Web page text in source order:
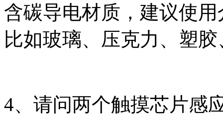
含碳导电材质，建议使
比如玻璃、压克力、塑
4、请问两个触摸芯片感